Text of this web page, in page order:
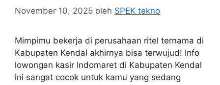
November 10, 2025 oleh SPEK tekno
Mimpimu bekerja di perusahaan ritel ternama di
Kabupaten Kendal akhirnya bisa terwujud! Info
lowongan kasir Indomaret di Kabupaten Kendal
ini sangat cocok untuk kamu yang sedang